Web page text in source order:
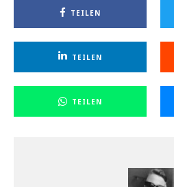
TEILEN
TEILEN
TEILEN